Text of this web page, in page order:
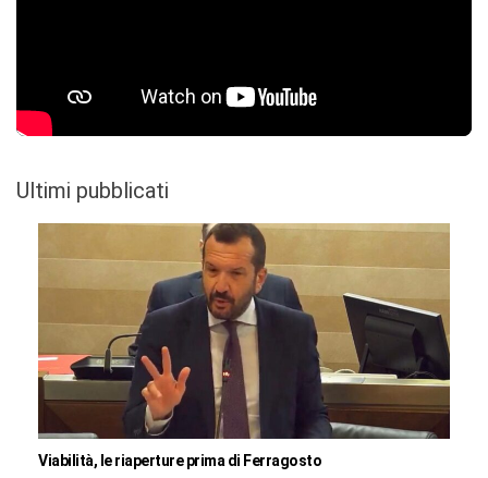
Ultimi pubblicati
Viabilità, le riaperture prima di Ferragosto